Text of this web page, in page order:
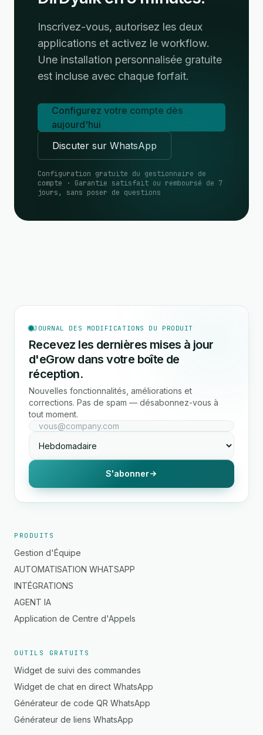
Inscrivez-vous, autorisez les deux
applications et activez le workflow.
Une installation personnalisée gratuite
est incluse avec chaque forfait.
Configurez votre compte dès
aujourd'hui
Discuter sur WhatsApp
Configuration gratuite du gestionnaire de
compte · Garantie satisfait ou remboursé de 7
jours, sans poser de questions
JOURNAL DES MODIFICATIONS DU PRODUIT
Recevez les dernières mises à jour
d'eGrow dans votre boîte de
réception.
Nouvelles fonctionnalités, améliorations et
corrections. Pas de spam — désabonnez-vous à
tout moment.
S'abonner
PRODUITS
Gestion d'Équipe
AUTOMATISATION WHATSAPP
INTÉGRATIONS
AGENT IA
Application de Centre d'Appels
OUTILS GRATUITS
Widget de suivi des commandes
Widget de chat en direct WhatsApp
Générateur de code QR WhatsApp
Générateur de liens WhatsApp